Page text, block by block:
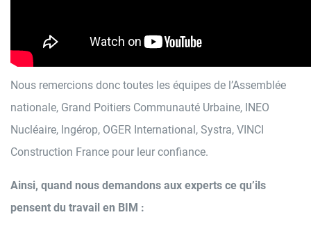
Nous remercions donc toutes les équipes de l’Assemblée
nationale, Grand Poitiers Communauté Urbaine, INEO
Nucléaire, Ingérop, OGER International, Systra, VINCI
Construction France pour leur confiance.
Ainsi, quand nous demandons aux experts ce qu’ils
pensent du travail en BIM :